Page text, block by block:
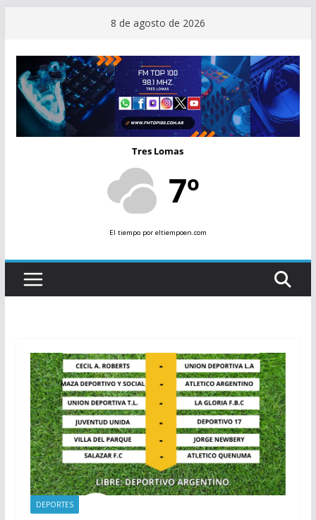
contenido
8 de agosto de 2026
Tres Lomas
7º
El tiempopor eltiempoen.com
DEPORTES